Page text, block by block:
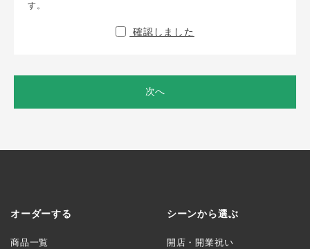
す。
確認しました
次へ
オーダーする
商品一覧
シーンから選ぶ
開店・開業祝い